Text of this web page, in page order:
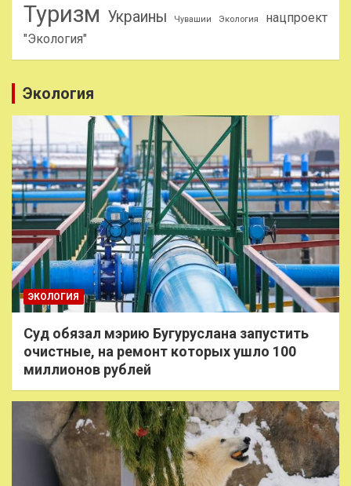
Туризм Украины Чувашии Экология
нацпроект
"Экология"
Экология
ЭКОЛОГИЯ
Суд обязал мэрию Бугуруслана запустить
очистные, на ремонт которых ушло 100
миллионов рублей